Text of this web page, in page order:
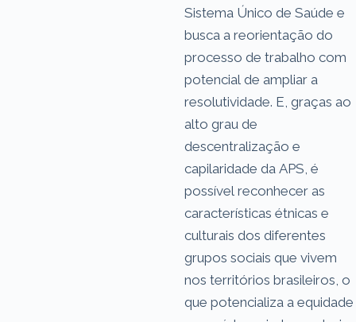
Sistema Único de Saúde e
busca a reorientação do
processo de trabalho com
potencial de ampliar a
resolutividade. E, graças ao
alto grau de
descentralização e
capilaridade da APS, é
possível reconhecer as
características étnicas e
culturais dos diferentes
grupos sociais que vivem
nos territórios brasileiros, o
que potencializa a equidade